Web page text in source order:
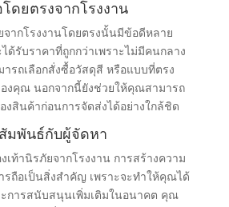
ดยตรงจากโรงงาน
จากโรงงานโดยตรงนั้นมีข้อดีหลาย
ด้รับราคาที่ถูกกว่าเพราะไม่มีคนกลาง
รถเลือกสั่งซื้อวัสดุสี หรือแบบที่ตรง
งคุณ นอกจากนี้ยังช่วยให้คุณสามารถ
สินค้าก่อนการจัดส่งได้อย่างใกล้ชิด
มพันธ์กับผู้จัดหา
เท้านิรภัยจากโรงงาน การสร้างความ
ถือเป็นสิ่งสำคัญ เพราะจะทำให้คุณได้
การสนับสนุนเพิ่มเติมในอนาคต คุณ